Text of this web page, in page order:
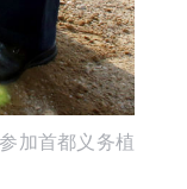
加首都义务植